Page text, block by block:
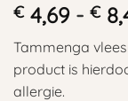
€4,69 - €
Tammenga
product is
allergie.